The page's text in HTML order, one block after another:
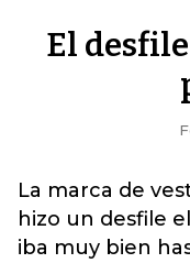
El
La marca de
hizo un desfile
iba muy bien